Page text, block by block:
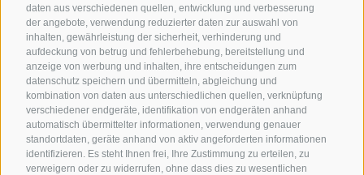
daten aus verschiedenen quellen, entwicklung und verbesserung
der angebote, verwendung reduzierter daten zur auswahl von
inhalten, gewährleistung der sicherheit, verhinderung und
aufdeckung von betrug und fehlerbehebung, bereitstellung und
anzeige von werbung und inhalten, ihre entscheidungen zum
datenschutz speichern und übermitteln, abgleichung und
kombination von daten aus unterschiedlichen quellen, verknüpfung
verschiedener endgeräte, identifikation von endgeräten anhand
automatisch übermittelter informationen, verwendung genauer
standortdaten, geräte anhand von aktiv angeforderten informationen
identifizieren. Es steht Ihnen frei, Ihre Zustimmung zu erteilen, zu
verweigern oder zu widerrufen, ohne dass dies zu wesentlichen